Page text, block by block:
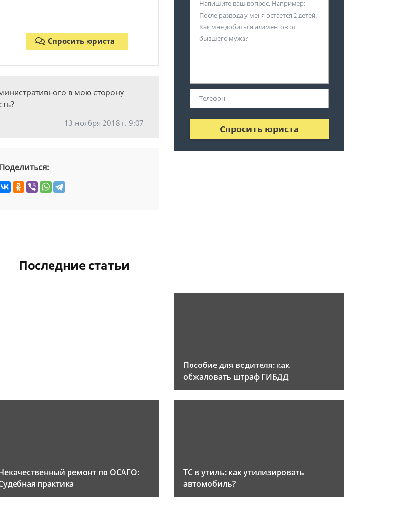
Спросить юриста
в мою сторону
13 ноября 2018 г. 9:07
Поделиться:
Спросить юриста
Последние статьи
Пособие для водителя: как
обжаловать штраф ГИБДД
ремонт по ОСАГО:
практика
ТС в утиль: как утилизировать
автомобиль?